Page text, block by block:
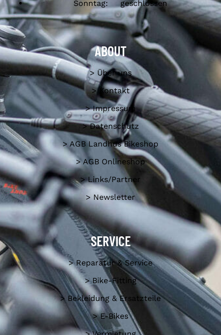
Sonntag: geschlossen
ABOUT
> Über uns
> Kontakt
> Impressum
> Datenschutz
> AGB Landhus Bikeshop
> AGB Onlineshop
> Links/Partner
> Newsletter
SERVICE
> Reparatur & Service
> Bike-Fitting
> Bekleidung & Ersatzteile
> E-Bikes